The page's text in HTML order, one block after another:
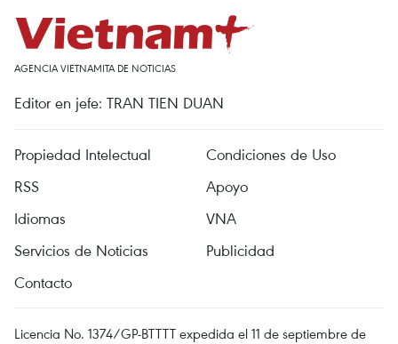
AGENCIA VIETNAMITA DE NOTICIAS
Editor en jefe: TRAN TIEN DUAN
Propiedad Intelectual
Condiciones de Uso
RSS
Apoyo
Idiomas
VNA
Servicios de Noticias
Publicidad
Contacto
Licencia No. 1374/GP-BTTTT expedida el 11 de septiembre de